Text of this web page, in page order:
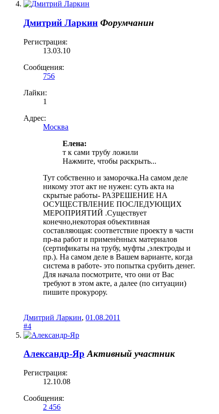
Дмитрий Ларкин Форумчанин
Регистрация:
13.03.10
Сообщения:
756
Лайки:
1
Адрес:
Москва
Елена:
т к сами трубу ложили
Нажмите, чтобы раскрыть...
Тут собственно и заморочка.На самом деле
никому этот акт не нужен: суть акта на
скрытые работы- РАЗРЕШЕНИЕ НА
ОСУЩЕСТВЛЕНИЕ ПОСЛЕДУЮЩИХ
МЕРОПРИЯТИЙ .Существует
конечно,некоторая объективная
составляющая: соответствие проекту в части
пр-ва работ и применённых материалов
(сертификаты на трубу, муфты ,электроды и
пр.). На самом деле в Вашем варианте, когда
система в работе- это попытка срубить денег.
Для начала посмотрите, что они от Вас
требуют в этом акте, а далее (по ситуации)
пишите прокурору.
Дмитрий Ларкин, 01.08.2011
#4
Александр-Яр Активный участник
Регистрация:
12.10.08
Сообщения:
2 456